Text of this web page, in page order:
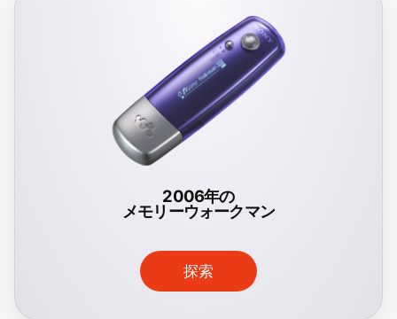
2006年の
メモリーウォークマン
探索